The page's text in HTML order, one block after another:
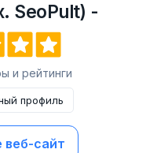
SeoPult) -
и рейтинги
профиль
веб-сайт